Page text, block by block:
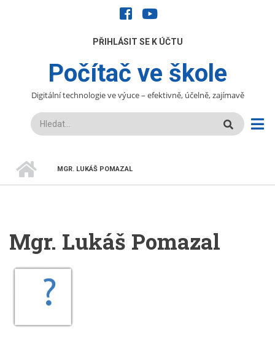
facebookyoutube
UŽIVATELÉPŘIHLÁSIT SE K ÚČTU
Počítač ve škole
Digitální technologie ve výuce – efektivně, účelně, zajímavě
Hledat
DROBEČKOVÁ
MGR. LUKÁŠ POMAZAL
Mgr. Lukáš Pomazal